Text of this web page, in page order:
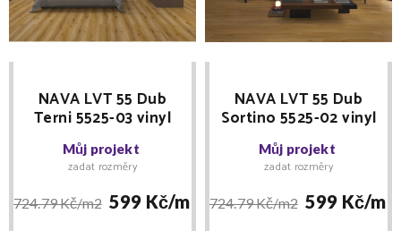
NAVA LVT 55 Dub
Terni 5525-03 vinyl
lepený
Můj projekt
zadat rozměry
724.79 Kč/m2 599 Kč/m2
NAVA LVT 55 Dub
Sortino 5525-02 vinyl
lepený
Můj projekt
zadat rozměry
724.79 Kč/m2 599 Kč/m2